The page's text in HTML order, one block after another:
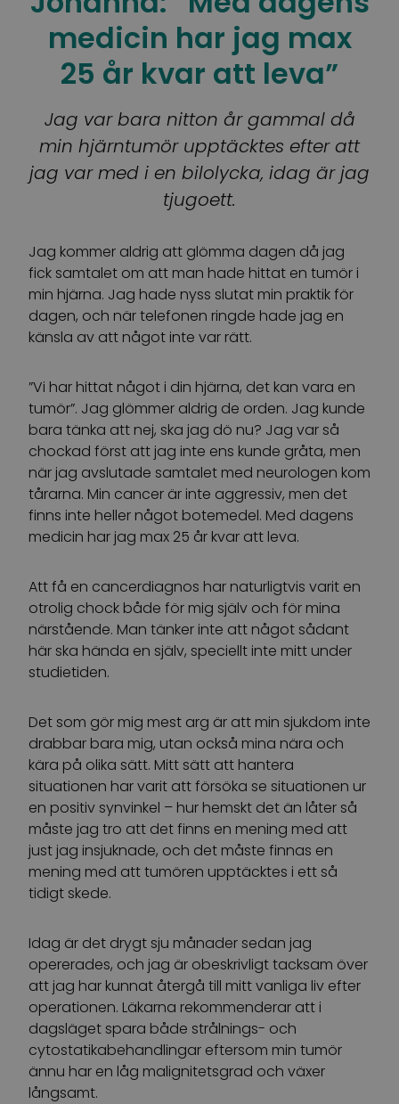
medicin har jag max
25 år kvar att leva”
Jag var bara nitton år gammal då
min hjärntumör upptäcktes efter att
jag var med i en bilolycka, idag är jag
tjugoett.
Jag kommer aldrig att glömma dagen då jag
fick samtalet om att man hade hittat en tumör i
min hjärna. Jag hade nyss slutat min praktik för
dagen, och när telefonen ringde hade jag en
känsla av att något inte var rätt.
”Vi har hittat något i din hjärna, det kan vara en
tumör”. Jag glömmer aldrig de orden. Jag kunde
bara tänka att nej, ska jag dö nu? Jag var så
chockad först att jag inte ens kunde gråta, men
när jag avslutade samtalet med neurologen kom
tårarna. Min cancer är inte aggressiv, men det
finns inte heller något botemedel. Med dagens
medicin har jag max 25 år kvar att leva.
Att få en cancerdiagnos har naturligtvis varit en
otrolig chock både för mig själv och för mina
närstående. Man tänker inte att något sådant
här ska hända en själv, speciellt inte mitt under
studietiden.
Det som gör mig mest arg är att min sjukdom inte
drabbar bara mig, utan också mina nära och
kära på olika sätt. Mitt sätt att hantera
situationen har varit att försöka se situationen ur
en positiv synvinkel – hur hemskt det än låter så
måste jag tro att det finns en mening med att
just jag insjuknade, och det måste finnas en
mening med att tumören upptäcktes i ett så
tidigt skede.
Idag är det drygt sju månader sedan jag
opererades, och jag är obeskrivligt tacksam över
att jag har kunnat återgå till mitt vanliga liv efter
operationen. Läkarna rekommenderar att i
dagsläget spara både strålnings- och
cytostatikabehandlingar eftersom min tumör
ännu har en låg malignitetsgrad och växer
långsamt.